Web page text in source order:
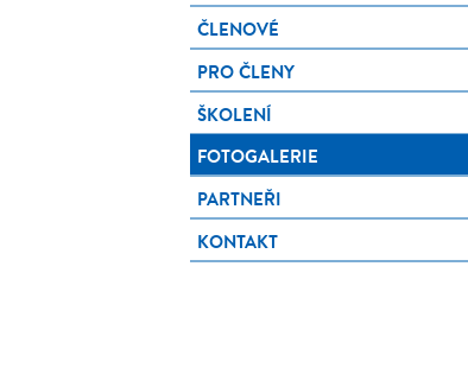
ČLENOVÉ
PRO ČLENY
ŠKOLENÍ
FOTOGALERIE
PARTNEŘI
KONTAKT